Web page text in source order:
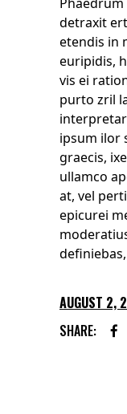
detraxit
etendis in
euripidis,
vis ei
purto zril
ipsum ilor
graecis,
ullamco
at, vel
epicurei
AUGUST 2,
SHARE: